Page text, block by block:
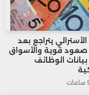
النقدية وزاد
انخفاضًا
الأسترالي يتراجع بعد
قوية والأسواق
الوظائف